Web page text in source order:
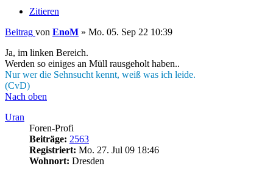
Zitieren
Beitrag von EnoM » Mo. 05. Sep 22 10:39
Ja, im linken Bereich.
Werden so einiges an Müll rausgeholt haben..
Nur wer die Sehnsucht kennt, weiß was ich leide.
(CvD)
Nach oben
Uran
Foren-Profi
Beiträge: 2563
Registriert: Mo. 27. Jul 09 18:46
Wohnort: Dresden